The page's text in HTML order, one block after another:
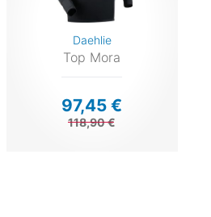
Daehlie
Top Mora
97,45 €
118,90 €